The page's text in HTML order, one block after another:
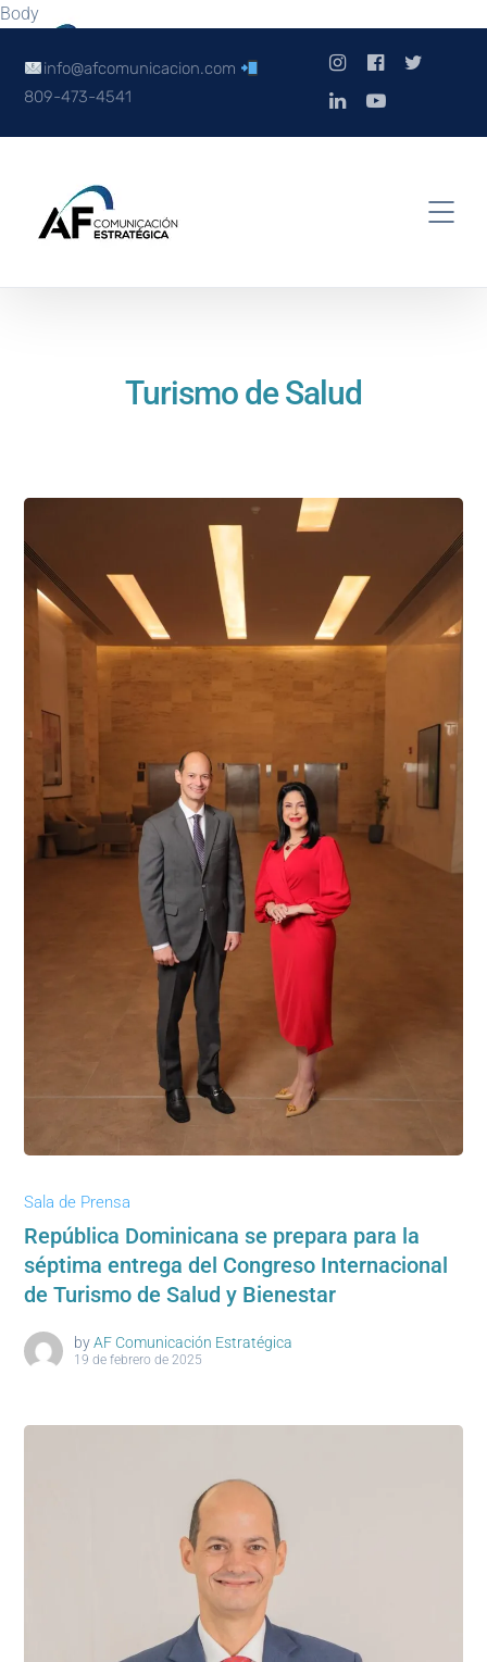
Body
info@afcomunicacion.com
809-473-4541
Turismo de Salud
Sala de Prensa
República Dominicana se prepara para la
séptima entrega del Congreso Internacional
de Turismo de Salud y Bienestar
by AF Comunicación Estratégica
19 de febrero de 2025